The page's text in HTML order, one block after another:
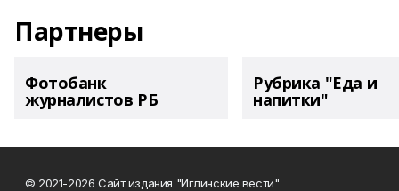
Партнеры
Фотобанк
журналистов РБ
Рубрика "Еда и
напитки"
© 2021-2026 Сайт издания "Иглинские вести"